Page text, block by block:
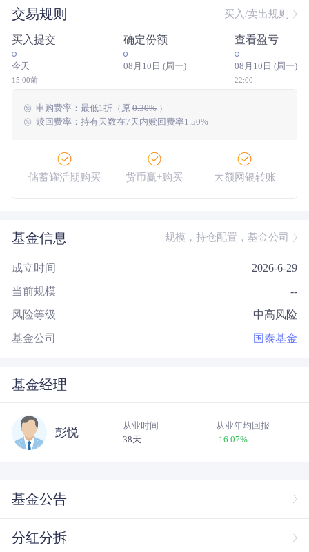
近三年 --/--
近五年 -- 0.00% --/--
今年以来
成立以来 -6.91%
交易规则 买入/卖出规则
买入提交
今天
15:00前
确定份额
08月10日 (周一)
查看盈亏
08月10日 (周一)
22:00
申购费率： 最低1折（原 0.30%）
赎回费率：持有天数在7天内赎回费率1.50%
储蓄罐活期购买 货币赢+购买 大额网银转账
基金信息 规模，持仓配置，基金公司
成立时间 2026-6-29
当前规模 --
风险等级 中高风险
基金公司 国泰基金
基金经理
彭悦
从业时间
38天
从业年均回报
-16.07%
基金公告
分红分拆